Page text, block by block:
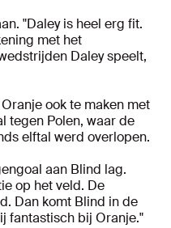
"Daley is heel erg fit.
met het
Daley speelt,
ook te maken met
tegen Polen, waar de
elftal werd overlopen.
aan Blind lag.
op het veld. De
Dan komt Blind in de
fantastisch bij Oranje."